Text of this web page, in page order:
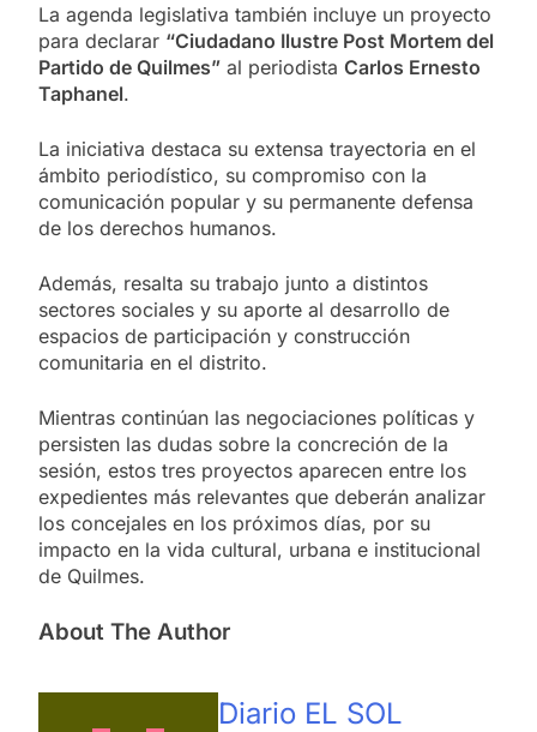
La agenda legislativa también incluye un proyecto
para declarar “Ciudadano Ilustre Post Mortem del
Partido de Quilmes” al periodista Carlos Ernesto
Taphanel.
La iniciativa destaca su extensa trayectoria en el
ámbito periodístico, su compromiso con la
comunicación popular y su permanente defensa
de los derechos humanos.
Además, resalta su trabajo junto a distintos
sectores sociales y su aporte al desarrollo de
espacios de participación y construcción
comunitaria en el distrito.
Mientras continúan las negociaciones políticas y
persisten las dudas sobre la concreción de la
sesión, estos tres proyectos aparecen entre los
expedientes más relevantes que deberán analizar
los concejales en los próximos días, por su
impacto en la vida cultural, urbana e institucional
de Quilmes.
About The Author
Diario EL SOL